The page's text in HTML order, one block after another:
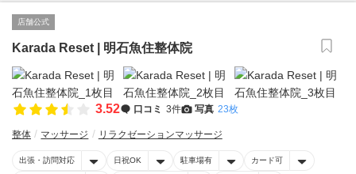
店舗公式
Karada Reset | 明石魚住整体院
3.52 口コミ 3件 写真 23枚
整体 マッサージ リラクゼーションマッサージ
出張・訪問対応 日祝OK 駐車場有 カード可